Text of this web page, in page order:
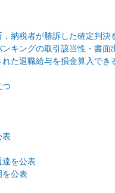
納税者が勝訴した確定判決
キングの取引該当性・書面
た退職給与を損金算入でき
つ
表
を公表
公表